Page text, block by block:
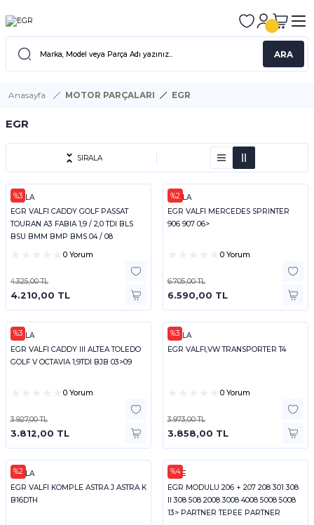
ARA
Anasayfa MOTOR PARÇALARI EGR
EGR
SIRALA
%3
HELLA
EGR VALFI CADDY GOLF PASSAT
TOURAN A3 FABIA 1,9 / 2,0 TDI BLS
BSU BMM BMP BMS 04 / 08
0 Yorum
4.325,00 TL
4.210,00 TL
%2
HELLA
EGR VALFI MERCEDES SPRINTER
906 907 06>
0 Yorum
6.705,00 TL
6.590,00 TL
%3
HELLA
EGR VALFI CADDY III ALTEA TOLEDO
GOLF V OCTAVIA 1,9TDI BJB 03>09
0 Yorum
3.927,00 TL
3.812,00 TL
%3
HELLA
EGR VALFI,VW TRANSPORTER T4
0 Yorum
3.973,00 TL
3.858,00 TL
%2
HELLA
EGR VALFI KOMPLE ASTRA J ASTRA K
B16DTH
%4
KALE
EGR MODULU 206 + 207 208 301 308
II 308 508 2008 3008 4008 5008 5008
13> PARTNER TEPEE PARTNER